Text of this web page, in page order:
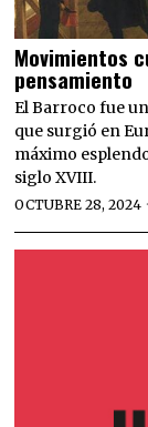
Movimientos
pensamiento
El Barroco fue
que surgió en
máximo
siglo XVIII.
OCTUBRE 28, 2024